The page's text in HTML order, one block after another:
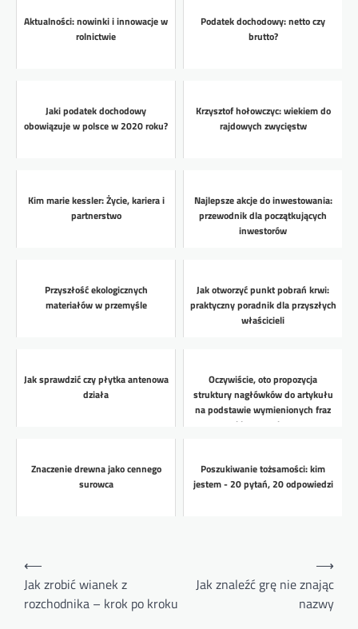
Aktualności: nowinki i innowacje w
rolnictwie
Podatek dochodowy: netto czy
brutto?
Jaki podatek dochodowy
obowiązuje w polsce w 2020 roku?
Krzysztof hołowczyc: wiekiem do
rajdowych zwycięstw
Kim marie kessler: Życie, kariera i
partnerstwo
Najlepsze akcje do inwestowania:
przewodnik dla początkujących
inwestorów
Przyszłość ekologicznych
materiałów w przemyśle
Jak otworzyć punkt pobrań krwi:
praktyczny poradnik dla przyszłych
właścicieli
Jak sprawdzić czy płytka antenowa
działa
Oczywiście, oto propozycja
struktury nagłówków do artykułu
na podstawie wymienionych fraz
kluczowych...
Znaczenie drewna jako cennego
surowca
Poszukiwanie tożsamości: kim
jestem - 20 pytań, 20 odpowiedzi
Nawigacja
wpisu
⟵
Jak zrobić wianek z
rozchodnika – krok po kroku
Jak znaleźć grę nie znając
nazwy
⟶